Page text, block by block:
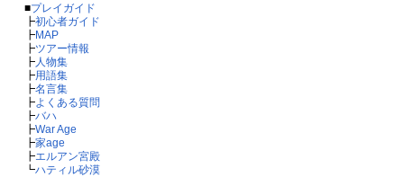
■プレイガイド
┣初心者ガイド
┣MAP
┣ツアー情報
┣人物集
┣用語集
┣名言集
┣よくある質問
┣バハ
┣War Age
┣家age
┣エルアン宮殿
┗ハティル砂漠